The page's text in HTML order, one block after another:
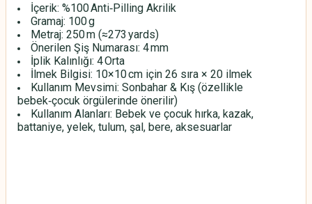
İçerik: %100 Anti‑Pilling Akrilik
Gramaj: 100 g
Metraj: 250 m (≈273 yards)
Önerilen Şiş Numarası: 4 mm
İplik Kalınlığı: 4 Orta
İlmek Bilgisi: 10×10 cm için 26 sıra × 20 ilmek
Kullanım Mevsimi: Sonbahar & Kış (özellikle
bebek‑çocuk örgülerinde önerilir)
Kullanım Alanları: Bebek ve çocuk hırka, kazak,
battaniye, yelek, tulum, şal, bere, aksesuarlar